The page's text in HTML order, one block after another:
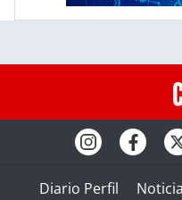
Diario Perfil